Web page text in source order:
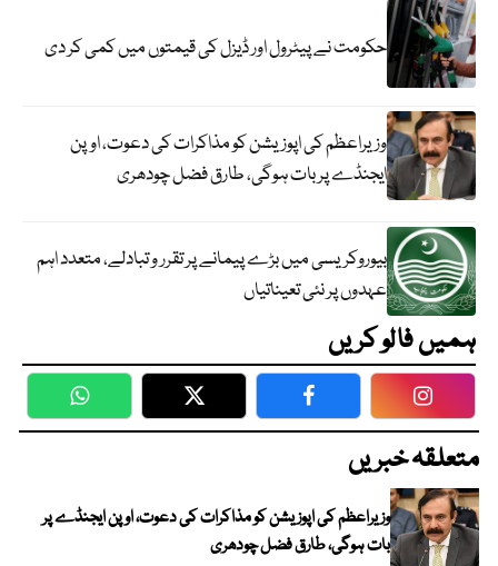
حکومت نے پیٹرول اور ڈیزل کی قیمتوں میں کمی کر دی
وزیراعظم کی اپوزیشن کو مذاکرات کی دعوت، اوپن
ایجنڈے پر بات ہوگی، طارق فضل چودھری
بیوروکریسی میں بڑے پیمانے پر تقرر و تبادلے، متعدد اہم
عہدوں پر نئی تعیناتیاں
ہمیں فالو کریں
WhatsApp Twitter Facebook
متعلقہ خبریں
وزیراعظم کی اپوزیشن کو مذاکرات کی دعوت، اوپن ایجنڈے پر
بات ہوگی، طارق فضل چودھری